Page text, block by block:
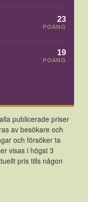
23
POÄNG
19
POÄNG
publicerade priser
av besökare och
och försöker ta
visas i högst 3
pris tills någon